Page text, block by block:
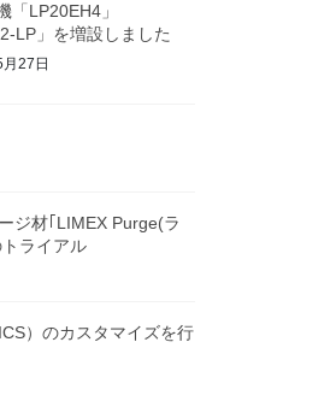
「LP20EH4」
LP」を増設しました
27日
ジ材｢LIMEX Purge(ラ
ライアル
）のカスタマイズを行